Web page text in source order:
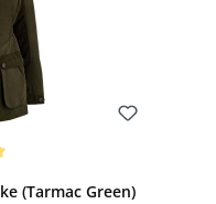
(Tarmac Green)